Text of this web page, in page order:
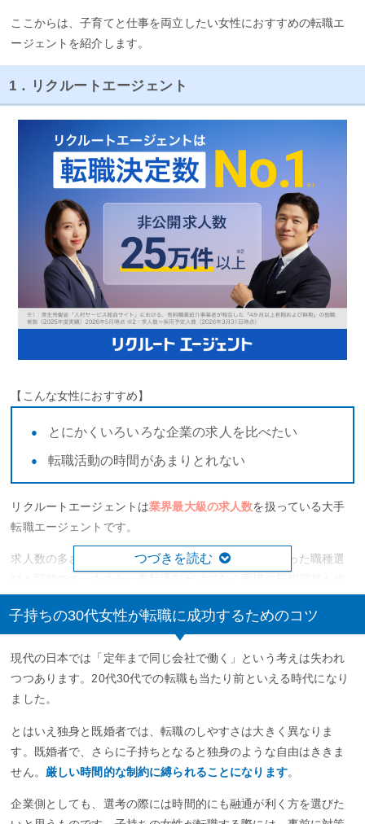
ここからは、子育てと仕事を両立したい女性におすすめの転職エ
ージェントを紹介します。
1．リクルートエージェント
【こんな女性におすすめ】
とにかくいろいろな企業の求人を比べたい
転職活動の時間があまりとれない
リクルートエージェントは業界最大級の求人数を扱っている大手
転職エージェントです。
求人数の多さから扱っている職種も多く、働き方に合った職種選
さらに、リクルートエージェント独自のサービスであるAgent
Reportはキャリアアドバイザーからみた企業情報をまとめている
ので、企業選びにも役立ちます。
リクルートエージェントは求人数が多く、職種や業種に特化
していないので、具体的に希望職種や業種が決まっていなく
ても気軽に相談できますよ
つづきを読む
子持ちの30代女性が転職に成功するためのコツ
現代の日本では「定年まで同じ会社で働く」という考えは失われ
つつあります。20代30代での転職も当たり前といえる時代になり
ました。
とはいえ独身と既婚者では、転職のしやすさは大きく異なりま
す。既婚者で、さらに子持ちとなると独身のような自由はききま
せん。 厳しい時間的な制約に縛られることになります。
企業側としても、選考の際には時間的にも融通が利く方を選びた